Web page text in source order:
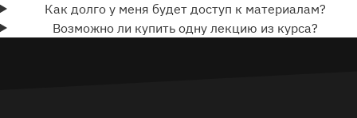
Как долго у меня будет доступ к материалам?
Возможно ли купить одну лекцию из курса?